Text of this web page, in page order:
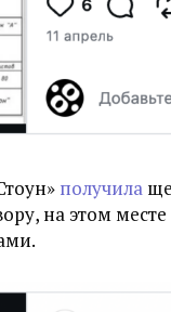
получила
на этом